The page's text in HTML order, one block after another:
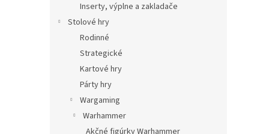
Inserty, výplne a zakladače
Stolové hry
Rodinné
Strategické
Kartové hry
Párty hry
Wargaming
Warhammer
Akčné figúrky Warhammer